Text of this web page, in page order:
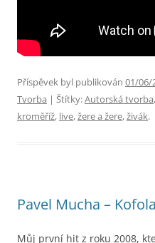
Příspěvek byl publikován 01/06/
Tvorba | Štítky:Autorská tvorba,
kroměříž, live,žere a žere,živák.
Pavel Mucha –
Můj první hit z roku 2008,